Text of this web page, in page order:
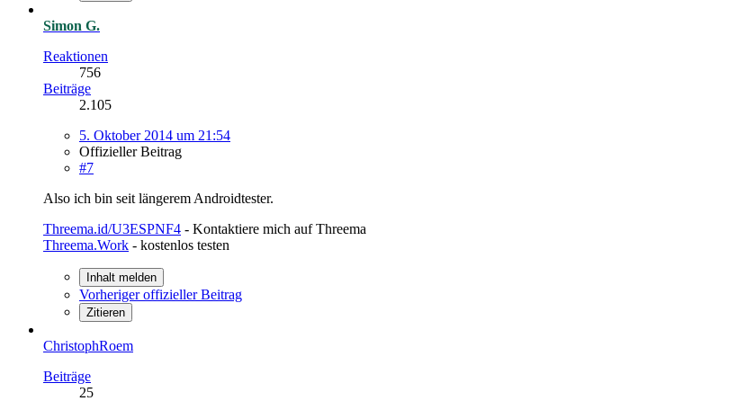
Simon G.
Reaktionen
756
Beiträge
2.105
5. Oktober 2014 um 21:54
Offizieller Beitrag
#7
Also ich bin seit längerem Androidtester.
Threema.id/U3ESPNF4 - Kontaktiere mich auf Threema
Threema.Work - kostenlos testen
Inhalt melden
Vorheriger offizieller Beitrag
Zitieren
ChristophRoem
Beiträge
25